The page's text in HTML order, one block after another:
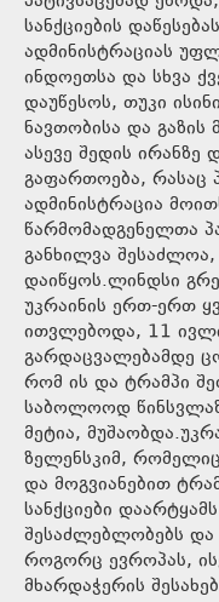
სანქციების
ადმინისტრაციას
ინდოეთსა და სხვა
დაუწესოს, თუკი
ნავთობისა და გაზის
ასევე შედის ირანზე
გაფართოება, რასაც
ადმინისტრაცია
წარმომადგენელთა
განხილვა
დაიწყოს.ლინდსი
უკრაინის ერთ-ერთ
ითვლებოდა, 11
გარდაცვალებამდე
რომ ის და ტრამპი
საბოლოოდ
მეტია,
ზელენსკიმ,
და მოგვიანებით
სანქციები
შესაძლებლობებს და
როგორც ევროპას,
მხარდაჭერის